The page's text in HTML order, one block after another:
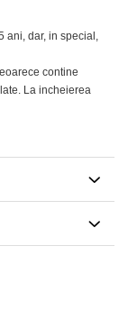
ani, dar, in special,
contine
La incheierea